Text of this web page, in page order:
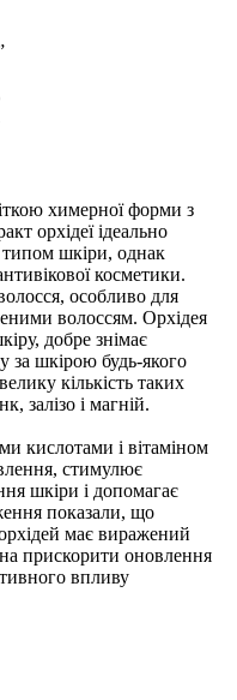
химерної форми з
орхідеї ідеально
типом шкіри, однак
косметики.
особливо для
волоссям. Орхідея
добре знімає
за шкірою будь-якого
кількість таких
залізо і магній.
кислотами і вітаміном
стимулює
шкіри і допомагає
показали, що
має виражений
прискорити оновлення
впливу